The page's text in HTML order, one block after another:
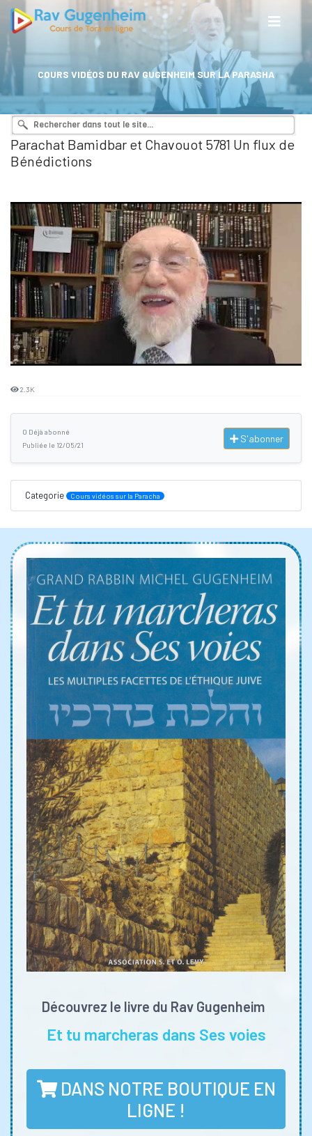
COURS VIDÉOS DU RAV GUGENHEIM SUR LA PARASHA
Parachat Bamidbar et Chavouot 5781 Un flux de
Bénédictions
2.3K
0 Déjà abonné
Publiée le 12/05/21
S'abonner
Categorie Cours vidéos sur la Paracha
Découvrez le livre du Rav Gugenheim
Et tu marcheras dans Ses voies
DANS NOTRE BOUTIQUE EN
LIGNE !